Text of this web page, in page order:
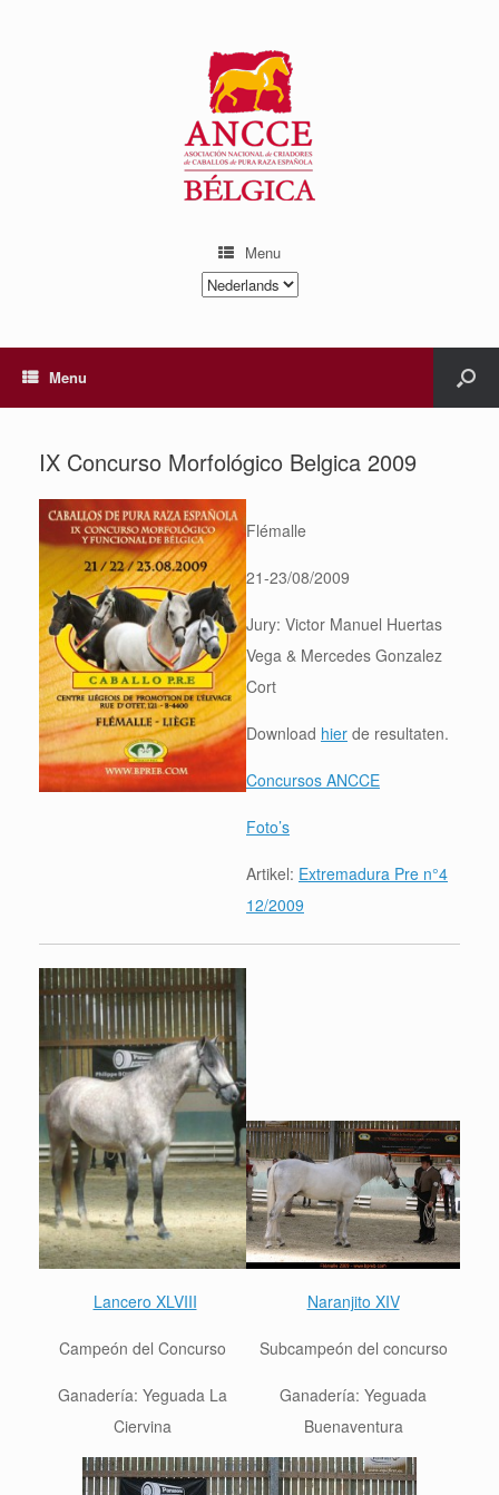
Menu
Kies
een
Menu
IX Concurso Morfológico Belgica 2009
Flémalle
21-23/08/2009
Jury: Victor Manuel Huertas
Vega & Mercedes Gonzalez
Cort
Download hier de resultaten.
Concursos ANCCE
Foto’s
Artikel: Extremadura Pre n°4
12/2009
Lancero XLVIII
Campeón del Concurso
Ganadería: Yeguada La
Ciervina
Naranjito XIV
Subcampeón del concurso
Ganadería: Yeguada
Buenaventura